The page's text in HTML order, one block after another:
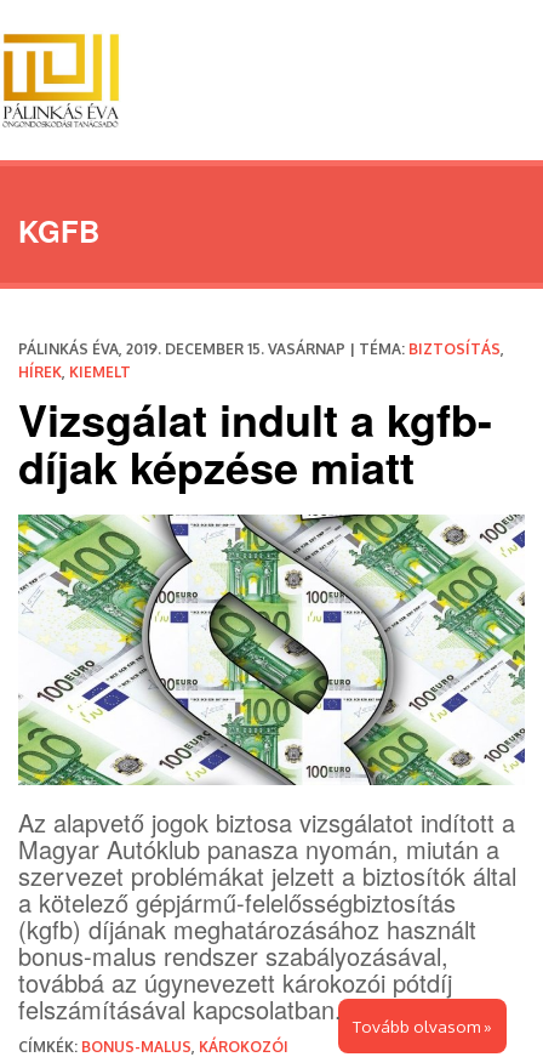
KGFB
PÁLINKÁS ÉVA, 2019. DECEMBER 15. VASÁRNAP | TÉMA: BIZTOSÍTÁS
HÍREK KIEMELT
Vizsgálat indult a kgfb-
díjak képzése miatt
Az alapvető jogok biztosa vizsgálatot indított a
Magyar Autóklub panasza nyomán, miután a
szervezet problémákat jelzett a biztosítók által
a kötelező gépjármű-felelősségbiztosítás
(kgfb) díjának meghatározásához használt
bonus-malus rendszer szabályozásával,
továbbá az úgynevezett károkozói pótdíj
felszámításával kapcsolatban. Tovább olvasom »
CÍMKÉK: BONUS-MALUS KÁROKOZÓI